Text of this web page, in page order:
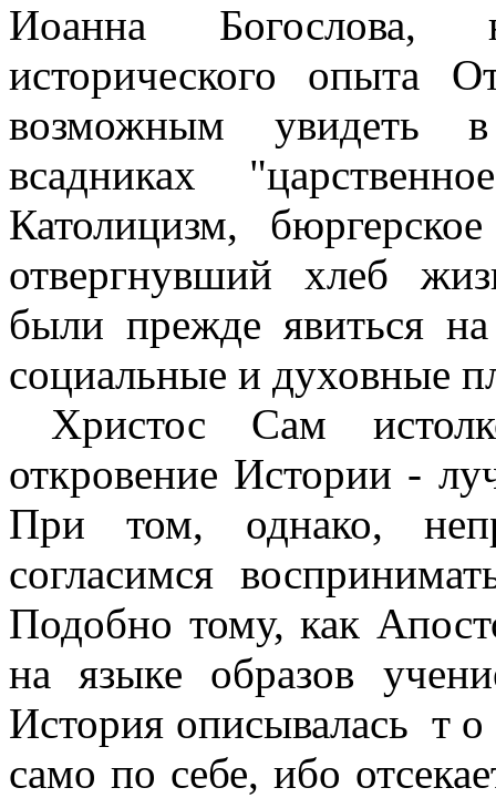
Иоанна Богослова,
исторического опыта
возможным увидеть в
всадниках
Католицизм,
отвергнувший хлеб
были прежде явиться
социальные и духовные
Христос Сам
откровение Истории -
При том, однако,
согласимся
Подобно тому, как
на языке образов
История описывалась т
само по себе, ибо